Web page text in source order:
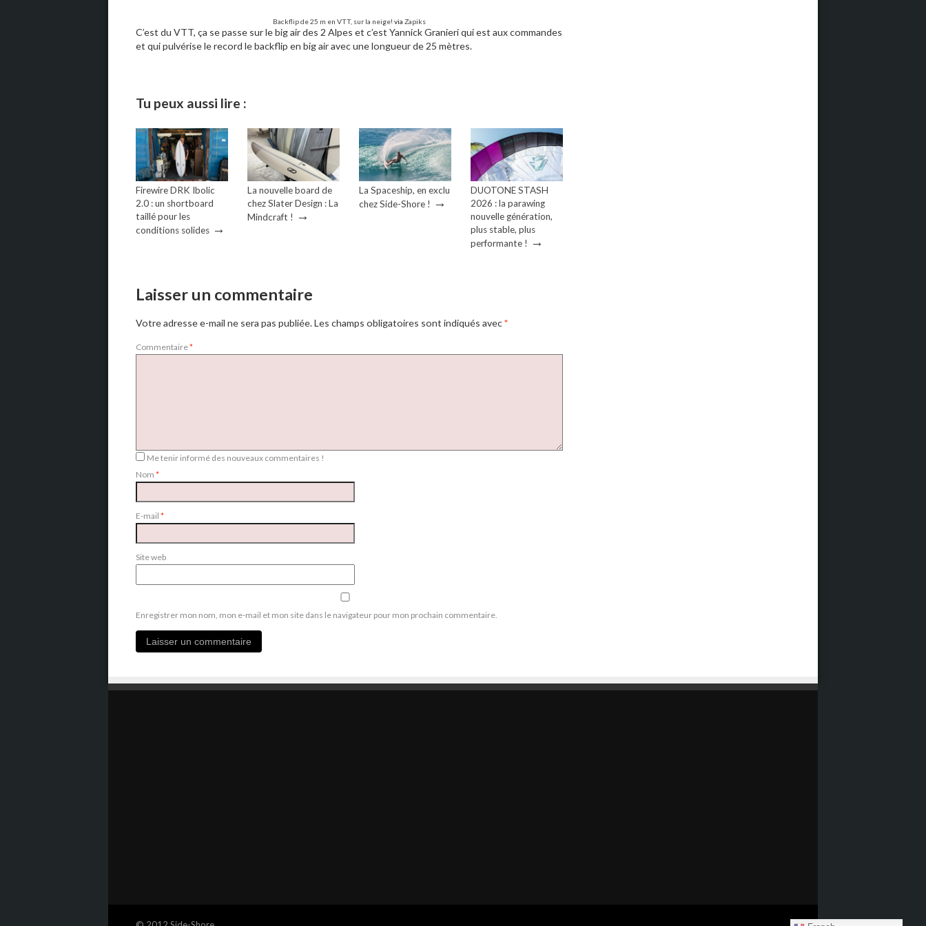
Backflip de 25 m en VTT, sur la neige! viaZapiks
C’est du VTT, ça se passe sur le big air des 2 Alpes et c’est Yannick Granieri qui est aux commandes
et qui pulvérise le record le backflip en big air avec une longueur de 25 mètres.
Tu peux aussi lire :
Firewire DRK Ibolic
2.0 : un shortboard
taillé pour les
conditions solides →
La nouvelle board de
chez Slater Design : La
Mindcraft ! →
La Spaceship, en exclu
chez Side-Shore ! →
DUOTONE STASH
2026 : la parawing
nouvelle génération,
plus stable, plus
performante ! →
Laisser un commentaire
Votre adresse e-mail ne sera pas publiée.Les champs obligatoires sont indiqués avec*
Commentaire*
Me tenir informé des nouveaux commentaires !
Nom *
E-mail *
Site web
Enregistrer mon nom, mon e-mail et mon site dans le navigateur pour mon prochain commentaire.